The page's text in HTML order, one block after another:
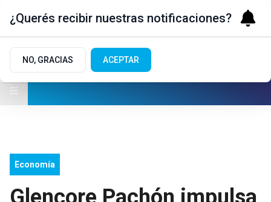
Economía
¿Querés recibir nuestras notificaciones?
NO, GRACIAS ACEPTAR